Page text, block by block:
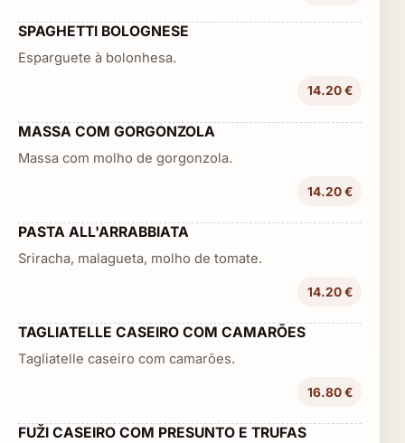
SPAGHETTI BOLOGNESE
Esparguete à bolonhesa.
14.20 €
MASSA COM GORGONZOLA
Massa com molho de gorgonzola.
14.20 €
PASTA ALL'ARRABBIATA
Sriracha, malagueta, molho de tomate.
14.20 €
TAGLIATELLE CASEIRO COM CAMARÕES
Tagliatelle caseiro com camarões.
16.80 €
FUŽI CASEIRO COM PRESUNTO E TRUFAS